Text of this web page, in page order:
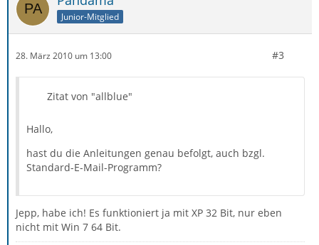
Junior-Mitglied
28. März 2010 um 13:00 #3
Zitat von "allblue"
Hallo,
hast du die Anleitungen genau befolgt, auch bzgl.
Standard-E-Mail-Programm?
Jepp, habe ich! Es funktioniert ja mit XP 32 Bit, nur eben
nicht mit Win 7 64 Bit.